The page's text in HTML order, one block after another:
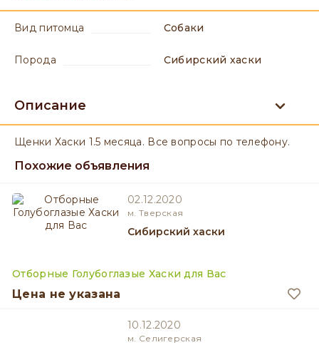
вид питомца Собаки
порода Сибирский хаски
Описание
Щенки Хаски 1.5 месяца. Все вопросы по телефону.
Похожие объявления
02.12.2020
м. Тверская
Сибирский хаски
Отборные Голубоглазые Хаски для Вас
Цена не указана
10.12.2020
м. Селигерская